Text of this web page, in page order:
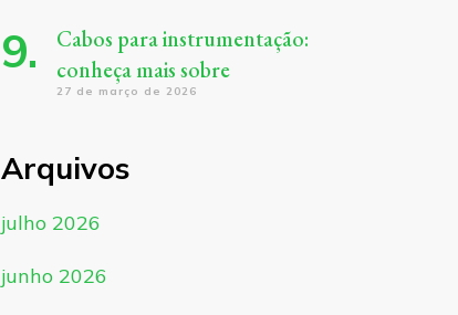
Cabos para instrumentação:
conheça mais sobre
27 de março de 2026
Arquivos
julho 2026
junho 2026